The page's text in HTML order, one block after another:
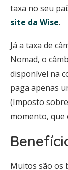
taxa no seu
site da Wise.
Já a taxa de
Nomad, o
disponível na
paga apenas
(Imposto
momento, que
Muitos são os